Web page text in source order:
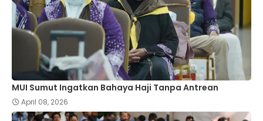
MUI Sumut Ingatkan Bahaya Haji Tanpa Antrean
April 08, 2026